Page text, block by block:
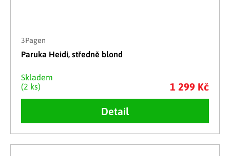
3Pagen
Paruka Heidi, středně blond
Skladem
(2 ks)
1 299 Kč
Detail